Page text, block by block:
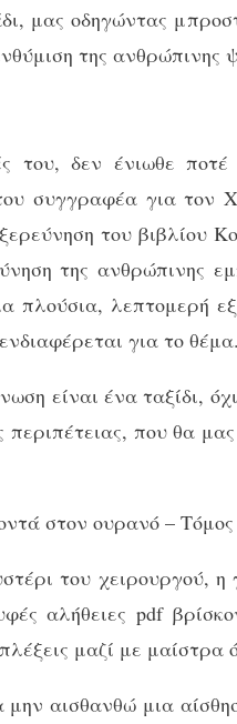
μας οδηγώντας
της ανθρώπινης
του, δεν ένιωθε
συγγραφέα για τον
του βιβλίου
της ανθρώπινης
πλούσια, λεπτομερή
για το θέμα.
είναι ένα ταξίδι,
που θα
στον ουρανό –
του χειρουργού,
αλήθειες pdf
μαζί με
αισθανθώ μια